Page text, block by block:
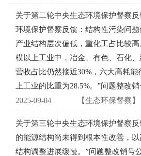
关于第二轮中央生态环境保护督察
环境保护督察反馈：结构性污染问
产业结构层次偏低，重化工占比较
模以上工业中，冶金、有色、石化
营收占比仍然接近30%，六大高耗能
上工业的比重为28.5%。”问题整改
2025-09-04
【生态环保督察】
关于第三轮中央生态环境保护督察
的能源结构尚未得到根本性改善，
结构调整进展缓慢。”问题整改销号